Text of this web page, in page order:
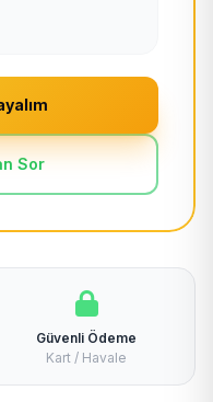
Sor
Güvenli Ödeme
Kart / Havale